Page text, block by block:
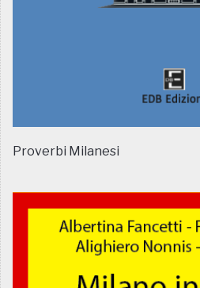
Proverbi Milanesi